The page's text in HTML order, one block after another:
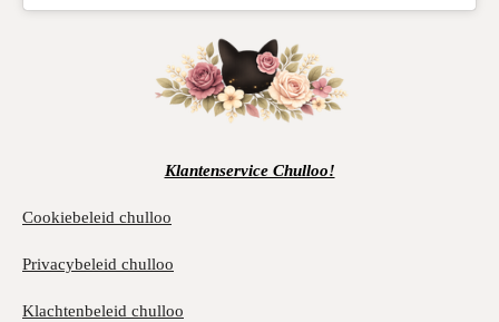
Klantenservice Chulloo!
Cookiebeleid chulloo
Privacybeleid chulloo
Klachtenbeleid chulloo